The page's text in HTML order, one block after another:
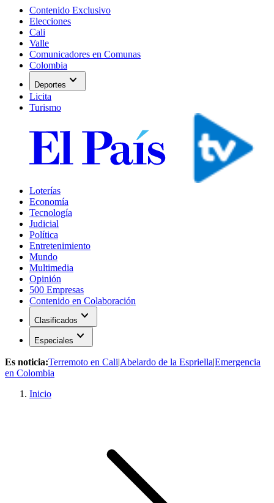
Contenido Exclusivo
Elecciones
Cali
Valle
Comunicadores en Comunas
Colombia
Deportes expand_more
Licita
Turismo
Loterías
Economía
Tecnología
Judicial
Política
Entretenimiento
Mundo
Multimedia
Opinión
500 Empresas
Contenido en Colaboración
Clasificados expand_more
Especiales expand_more
Es noticia:Terremoto en Cali|Abelardo de la Espriella|Emergencia
en Colombia
Inicio